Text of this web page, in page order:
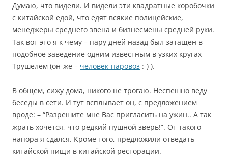
Думаю, что видели. И видели эти квадратные коробочки
с китайской едой, что едят всякие полицейские,
менеджеры среднего звена и бизнесмены средней руки.
Так вот это я к чему – пару дней назад был затащен в
подобное заведение одним известным в узких кругах
Трушелем (он-же – человек-паровоз :-) ).
В общем, сижу дома, никого не трогаю. Неспешно веду
беседы в сети. И тут всплывает он, с предложением
вроде: – “Разрешите мне Вас пригласить на ужин.. А так
жрать хочется, что редкий пушной зверь!”. От такого
напора я сдался. Кроме того, предложили отведать
китайской пищи в китайской ресторации.